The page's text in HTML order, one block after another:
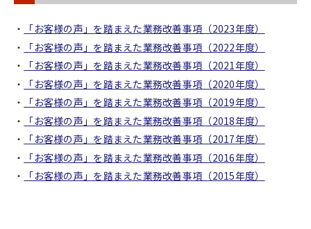
「お客様の声」を踏まえた業務改善事項（2023年度）
「お客様の声」を踏まえた業務改善事項（2022年度）
「お客様の声」を踏まえた業務改善事項（2021年度）
「お客様の声」を踏まえた業務改善事項（2020年度）
「お客様の声」を踏まえた業務改善事項（2019年度）
「お客様の声」を踏まえた業務改善事項（2018年度）
「お客様の声」を踏まえた業務改善事項（2017年度）
「お客様の声」を踏まえた業務改善事項（2016年度）
「お客様の声」を踏まえた業務改善事項（2015年度）